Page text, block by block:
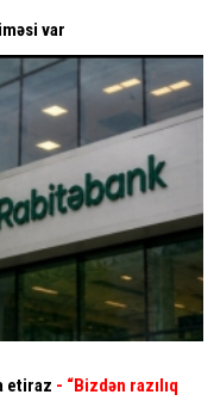
var
etiraz - “Bizdən razılıq